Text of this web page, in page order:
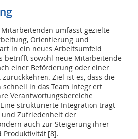
umfasst gezielte
Orientierung und
in ein neues Arbeitsumfeld
betrifft sowohl neue Mitarbeitende
einer Beförderung oder einer
Ziel ist es, dass die
in das Team inte­griert
Verantwortungsbereiche
strukturierte Integration trägt
Zufriedenheit der
auch zur Steigerung ihrer
Produktivität [8].